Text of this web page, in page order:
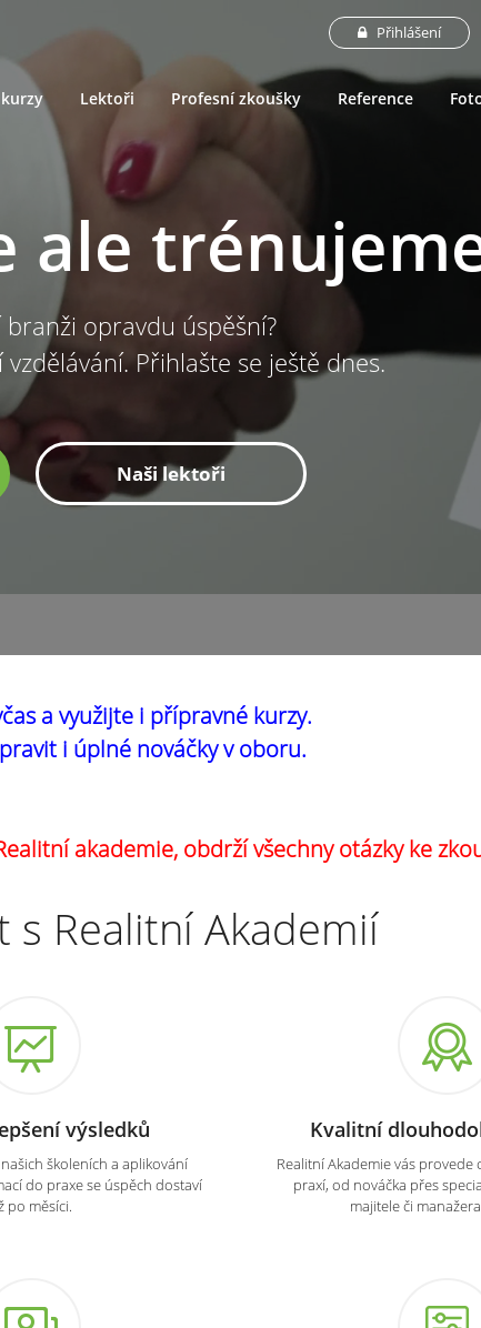
Přihlášení
Lektoři Profesní zkoušky Reference
ale
opravdu úspěšní?
Přihlašte se ještě dnes.
Naši lektoři
a využijte i přípravné kurzy.
i úplné nováčky v oboru.
akademie, obdrží všechny otázky ke
s Realitní Akademií
výsledků
školeních a aplikování
do praxe se úspěch dostaví
po měsíci.
Kvalitní
Realitní Akademie vás provede
praxí, od nováčka přes
majitele či